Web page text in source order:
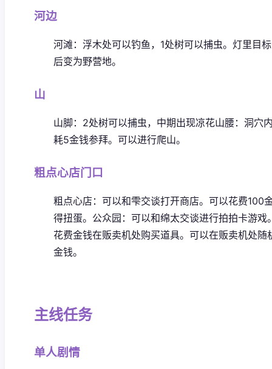
河边
河滩：浮木处可以钓鱼，1处树可以捕虫。灯里目
后变为野营地。
山
山脚：2处树可以捕虫，中期出现凉花山腰：洞穴
耗5金钱参拜。可以进行爬山。
粗点心店门口
粗点心店：可以和雫交谈打开商店。可以花费100
得扭蛋。 公众园：可以和绵太交谈进行拍拍卡游戏
花费金钱在贩卖机处购买道具。可以在贩卖机处随
金钱。
主线任务
单人剧情